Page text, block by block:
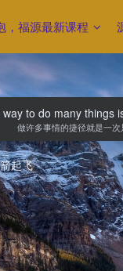
，福源最新课程
to do many things
做许多事情的捷径就是一